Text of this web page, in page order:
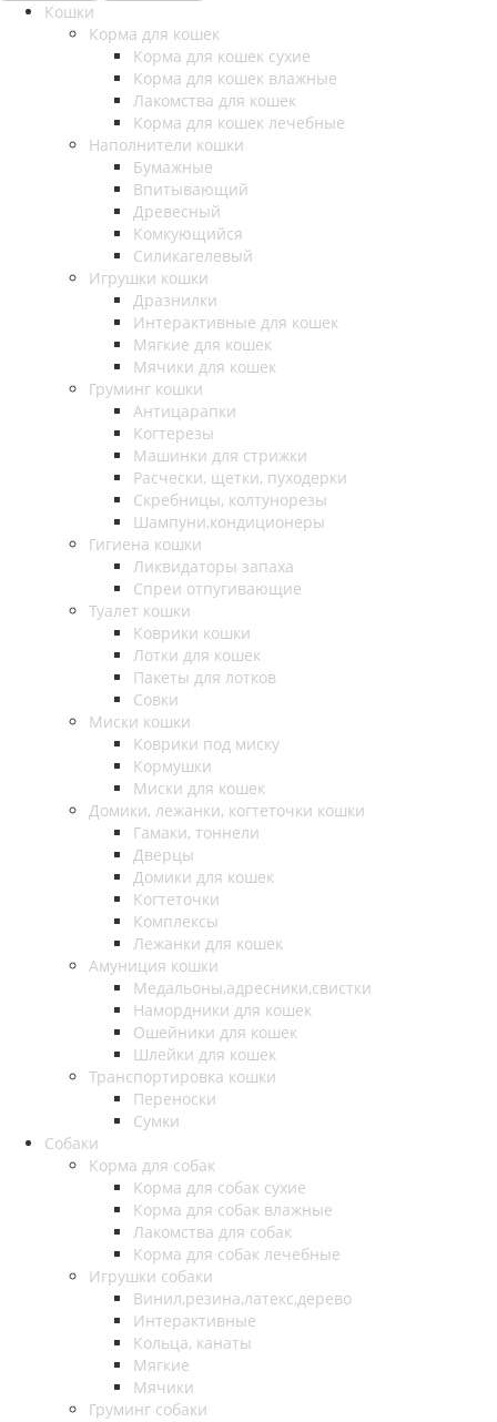
Кошки
Корма для кошек
Корма для кошек сухие
Корма для кошек влажные
Лакомства для кошек
Корма для кошек лечебные
Наполнители кошки
Бумажные
Впитывающий
Древесный
Комкующийся
Силикагелевый
Игрушки кошки
Дразнилки
Интерактивные для кошек
Мягкие для кошек
Мячики для кошек
Груминг кошки
Антицарапки
Когтерезы
Машинки для стрижки
Расчески, щетки, пуходерки
Скребницы, колтунорезы
Шампуни,кондиционеры
Гигиена кошки
Ликвидаторы запаха
Спреи отпугивающие
Туалет кошки
Коврики кошки
Лотки для кошек
Пакеты для лотков
Совки
Миски кошки
Коврики под миску
Кормушки
Миски для кошек
Домики, лежанки, когтеточки кошки
Гамаки, тоннели
Дверцы
Домики для кошек
Когтеточки
Комплексы
Лежанки для кошек
Амуниция кошки
Медальоны,адресники,свистки
Намордники для кошек
Ошейники для кошек
Шлейки для кошек
Транспортировка кошки
Переноски
Сумки
Собаки
Корма для собак
Корма для собак сухие
Корма для собак влажные
Лакомства для собак
Корма для собак лечебные
Игрушки собаки
Винил,резина,латекс,дерево
Интерактивные
Кольца, канаты
Мягкие
Мячики
Груминг собаки